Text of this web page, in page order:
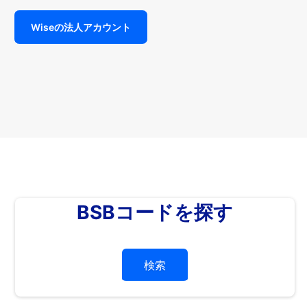
Wiseの法人アカウント
BSBコードを探す
検索